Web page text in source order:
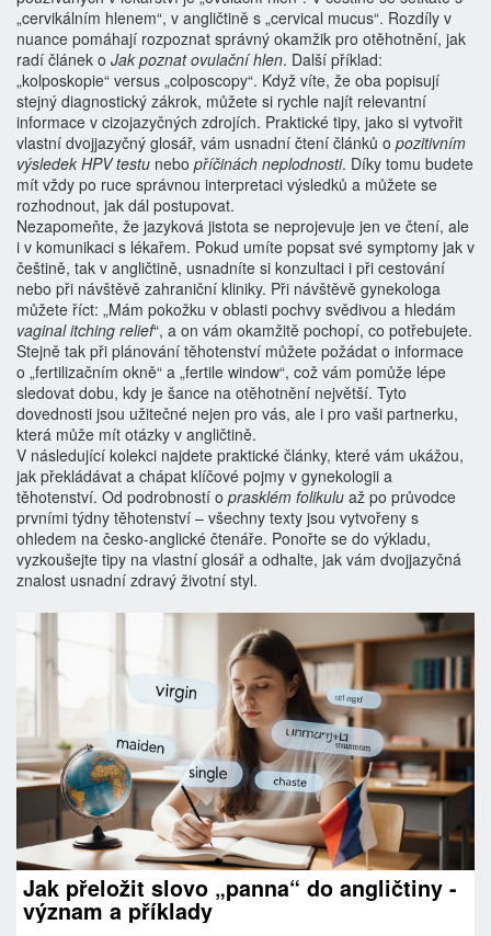
„cervikálním hlenem“, v angličtině s „cervical mucus“. Rozdíly v
nuance pomáhají rozpoznat správný okamžik pro otěhotnění, jak
radí článek o Jak poznat ovulační hlen. Další příklad:
„kolposkopie“ versus „colposcopy“. Když víte, že oba popisují
stejný diagnostický zákrok, můžete si rychle najít relevantní
informace v cizojazyčných zdrojích. Praktické tipy, jako si vytvořit
vlastní dvojjazyčný glosář, vám usnadní čtení článků o pozitivním
výsledek HPV testu nebo příčinách neplodnosti. Díky tomu budete
mít vždy po ruce správnou interpretaci výsledků a můžete se
rozhodnout, jak dál postupovat.
Nezapomeňte, že jazyková jistota se neprojevuje jen ve čtení, ale
i v komunikaci s lékařem. Pokud umíte popsat své symptomy jak v
češtině, tak v angličtině, usnadníte si konzultaci i při cestování
nebo při návštěvě zahraniční kliniky. Při návštěvě gynekologa
můžete říct: „Mám pokožku v oblasti pochvy svědivou a hledám
vaginal itching relief“, a on vám okamžitě pochopí, co potřebujete.
Stejně tak při plánování těhotenství můžete požádat o informace
o „fertilizačním okně“ a „fertile window“, což vám pomůže lépe
sledovat dobu, kdy je šance na otěhotnění největší. Tyto
dovednosti jsou užitečné nejen pro vás, ale i pro vaši partnerku,
která může mít otázky v angličtině.
V následující kolekci najdete praktické články, které vám ukážou,
jak překládávat a chápat klíčové pojmy v gynekologii a
těhotenství. Od podrobností o prasklém folikulu až po průvodce
prvními týdny těhotenství – všechny texty jsou vytvořeny s
ohledem na česko‑anglické čtenáře. Ponořte se do výkladu,
vyzkoušejte tipy na vlastní glosář a odhalte, jak vám dvojjazyčná
znalost usnadní zdravý životní styl.
Jak přeložit slovo „panna“ do angličtiny -
význam a příklady